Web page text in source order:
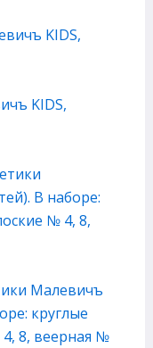
KIDS,
Малевичъ
круглые
8, веерная №